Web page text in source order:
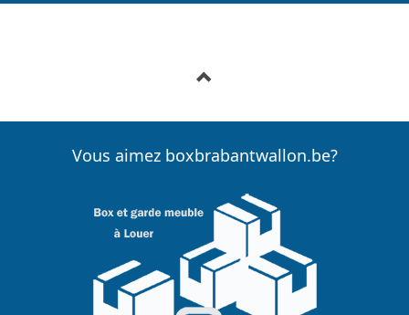
Vous aimez boxbrabantwallon.be?